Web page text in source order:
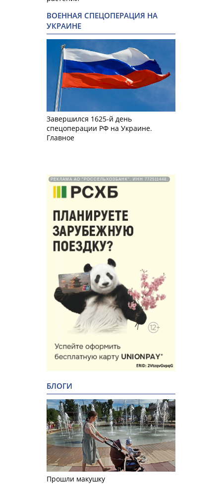
ВОЕННАЯ СПЕЦОПЕРАЦИЯ НА
УКРАИНЕ
Завершился 1625-й день
спецоперации РФ на Украине.
Главное
РЕКЛАМА АО "РОССЕЛЬХОЗБАНК". ИНН 772511448.
БЛОГИ
Прошли макушку